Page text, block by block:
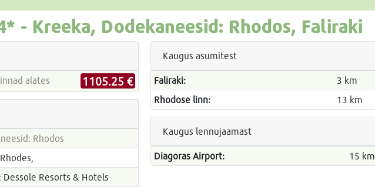
- Kreeka, Dodekaneesid: Rhodos, Faliraki
hinnad alates 1105.25 €
Rhodos
Dessole Resorts & Hotels
Kaugus asumitest
Faliraki:
3 km
Rhodose linn:
13 km
Kaugus lennujaamast
Diagoras Airport: 15 km